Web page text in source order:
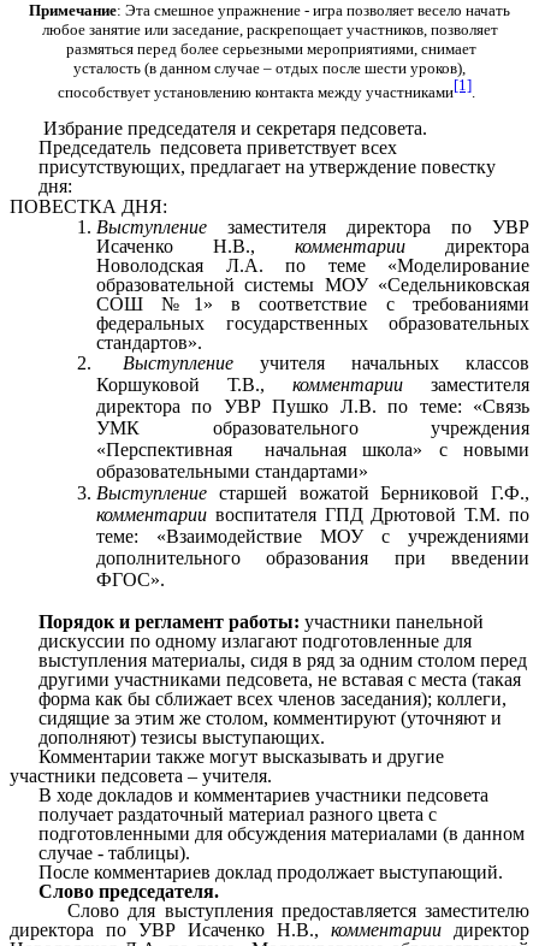
Примечание: Эта смешное упражнение - игра позволяет весело начать
любое занятие или заседание, раскрепощает участников, позволяет
размяться перед более серьезными мероприятиями, снимает
усталость (в данном случае – отдых после шести уроков),
способствует установлению контакта между участниками[1].
Избрание председателя и секретаря педсовета.
Председатель педсовета приветствует всех
присутствующих, предлагает на утверждение повестку
дня:
ПОВЕСТКА ДНЯ:
Выступление заместителя директора по УВР
Исаченко Н.В., комментарии директора
Новолодская Л.А. по теме «Моделирование
образовательной системы МОУ «Седельниковская
СОШ №1» в соответствие с требованиями
федеральных государственных образовательных
стандартов».
Выступление учителя начальных классов
Коршуковой Т.В., комментарии заместителя
директора по УВР Пушко Л.В. по теме: «Связь
УМК образовательного учреждения
«Перспективная начальная школа» с новыми
образовательными стандартами»
Выступление старшей вожатой Берниковой Г.Ф.,
комментарии воспитателя ГПД Дрютовой Т.М. по
теме: «Взаимодействие МОУ с учреждениями
дополнительного образования при введении
ФГОС».
Порядок и регламент работы: участники панельной
дискуссии по одному излагают подготовленные для
выступления материалы, сидя в ряд за одним столом перед
другими участниками педсовета, не вставая с места (такая
форма как бы сближает всех членов заседания); коллеги,
сидящие за этим же столом, комментируют (уточняют и
дополняют) тезисы выступающих.
Комментарии также могут высказывать и другие
участники педсовета – учителя.
В ходе докладов и комментариев участники педсовета
получает раздаточный материал разного цвета с
подготовленными для обсуждения материалами (в данном
случае - таблицы).
После комментариев доклад продолжает выступающий.
Слово председателя.
Слово для выступления предоставляется заместителю
директора по УВР Исаченко Н.В., комментарии директор